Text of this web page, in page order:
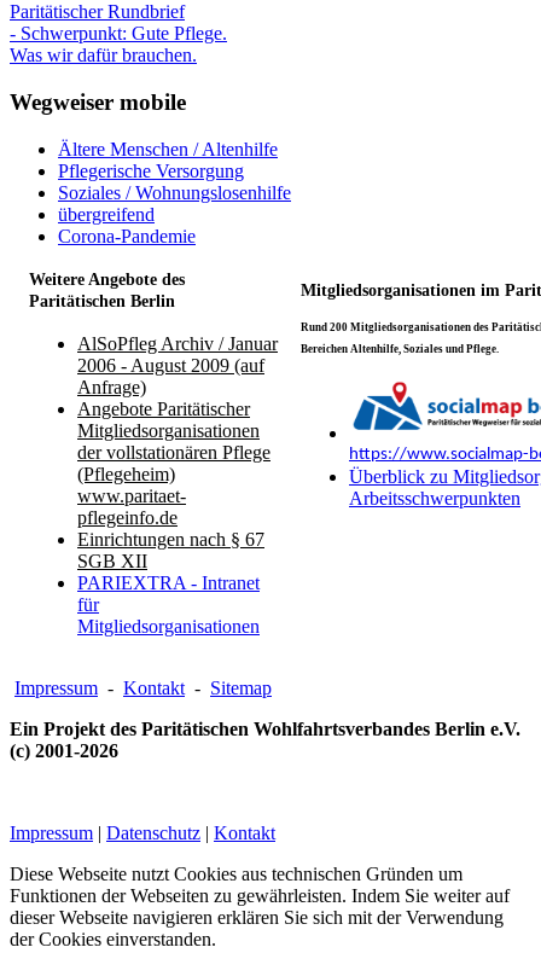
Paritätischer Rundbrief
- Schwerpunkt: Gute Pflege.
Was wir dafür brauchen.
Wegweiser mobile
Ältere Menschen / Altenhilfe
Pflegerische Versorgung
Soziales / Wohnungslosenhilfe
übergreifend
Corona-Pandemie
Weitere Angebote des
Paritätischen Berlin
Mitgliedsorganisationen im
AlSoPfleg Archiv / Januar
2006 - August 2009 (auf
Anfrage)
Angebote Paritätischer
Mitgliedsorganisationen
der vollstationären Pflege
(Pflegeheim)
www.paritaet-
pflegeinfo.de
Einrichtungen nach § 67
SGB XII
PARIEXTRA - Intranet
für
Mitgliedsorganisationen
Rund 200 Mitgliedsorganisationen des
Bereichen Altenhilfe, Soziales und Pflege.
https://www.socialmap-
Überblick zu
Arbeitsschwerpunkten
Impressum - Kontakt - Sitemap
Ein Projekt des Paritätischen Wohlfahrtsverbandes Berlin e.V.
(c) 2001-2026
Impressum | Datenschutz | Kontakt
Diese Webseite nutzt Cookies aus technischen Gründen um
Funktionen der Webseiten zu gewährleisten. Indem Sie weiter auf
dieser Webseite navigieren erklären Sie sich mit der Verwendung
der Cookies einverstanden.